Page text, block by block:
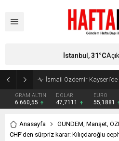
GRAM ALTIN
6.660,55
DOLAR
47,7111
EURO
55,1881
İstanbul,31°CAçık
Anasayfa GÜNDEM, Manşet,
CHP’den sürpriz karar: Kılıçdaroğlu